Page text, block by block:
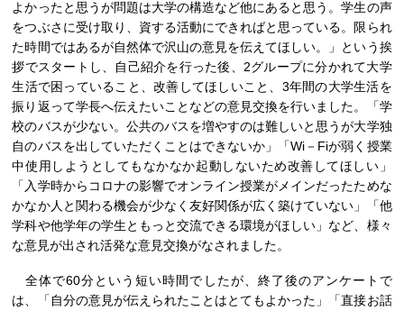
よかったと思うが問題は大学の構造など他にあると思う。学生の声
をつぶさに受け取り、資する活動にできればと思っている。限られ
た時間ではあるが自然体で沢山の意見を伝えてほしい。」という挨
拶でスタートし、自己紹介を行った後、2グループに分かれて大学
生活で困っていること、改善してほしいこと、3年間の大学生活を
振り返って学長へ伝えたいことなどの意見交換を行いました。「学
校のバスが少ない。公共のバスを増やすのは難しいと思うが大学独
自のバスを出していただくことはできないか」「Wi－Fiが弱く授業
中使用しようとしてもなかなか起動しないため改善してほしい」
「入学時からコロナの影響でオンライン授業がメインだったためな
かなか人と関わる機会が少なく友好関係が広く築けていない」「他
学科や他学年の学生ともっと交流できる環境がほしい」など、様々
な意見が出され活発な意見交換がなされました。
全体で60分という短い時間でしたが、終了後のアンケートで
は、「自分の意見が伝えられたことはとてもよかった」「直接お話